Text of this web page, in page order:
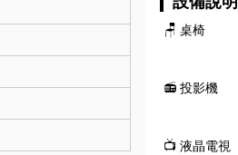
🪑 桌椅
📻 投影機
📺 液晶電視